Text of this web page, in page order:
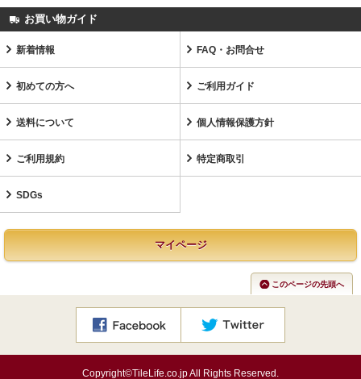
お買い物ガイド
新着情報 FAQ・お問合せ
初めての方へ ご利用ガイド
送料について 個人情報保護方針
ご利用規約 特定商取引
SDGs
マイページ
このページの先頭へ
Copyright©TileLife.co.jp All Rights Reserved.